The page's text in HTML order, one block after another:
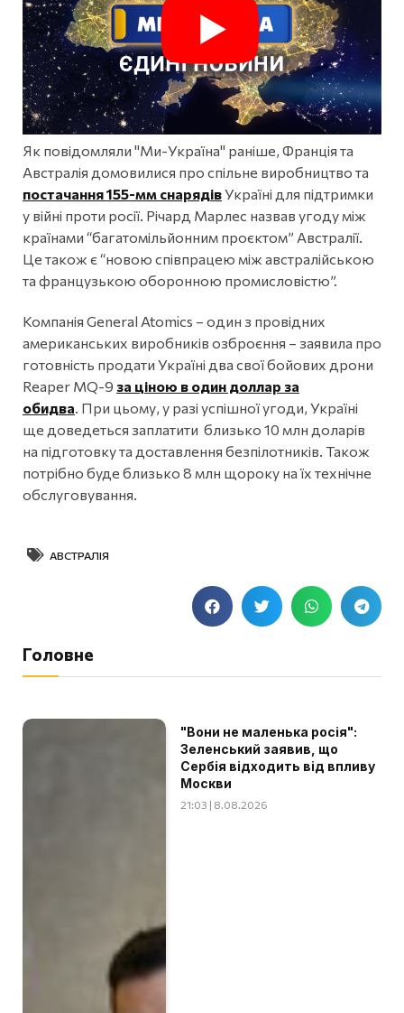
Як повідомляли "Ми-Україна" раніше, Франція та
Австралія домовилися про спільне виробництво та
постачання 155-мм снарядівУкраїні для підтримки
у війні проти росії. Річард Марлес назвав угоду між
країнами “багатомільйонним проєктом” Австралії.
Це також є “новою співпрацею між австралійською
та французькою оборонною промисловістю”.
Компанія General Atomics – один з провідних
американських виробників озброєння – заявила про
готовність продати Україні два свої бойових дрони
Reaper MQ-9 за ціною в один доллар за
обидва . При цьому, у разі успішної угоди, Україні
ще доведеться заплатити близько 10 млн доларів
на підготовку та доставлення безпілотників. Також
потрібно буде близько 8 млн щороку на їх технічне
обслуговування.
АВСТРАЛІЯ
Головне
"Вони не маленька росія":
Зеленський заявив, що
Сербія відходить від впливу
Москви
21:03 | 8.08.2026